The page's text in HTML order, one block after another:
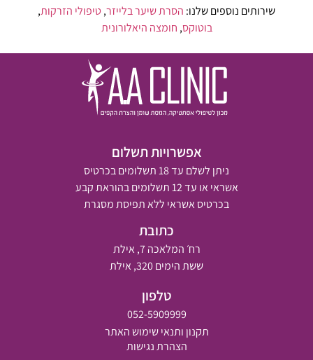
שירותים נוספים שלנו: הסרת שיער בלייזר,טיפולי הזרקות,
בוטוקס, חומצה היאלורונית
אפשרויות תשלום
ניתן לשלם עד 18 תשלומים בכרטיס
אשראי או עד 12 תשלומים בהוראת קבע
בכרטיס אשראי ללא תפיסת מסגרת
כתובת
רח׳ המלאכה 7, אילת
ששת הימים 320, אילת
טלפון
052-5909999
תקנון ותנאי שימוש האתר
הצהרת נגישות